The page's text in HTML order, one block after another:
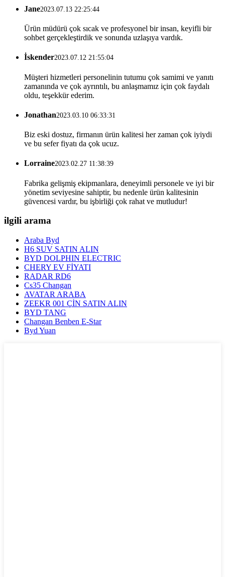
Jane2023.07.13 22:25:44
Ürün müdürü çok sıcak ve profesyonel bir insan, keyifli bir
sohbet gerçekleştirdik ve sonunda uzlaşıya vardık.
İskender2023.07.12 21:55:04
Müşteri hizmetleri personelinin tutumu çok samimi ve yanıtı
zamanında ve çok ayrıntılı, bu anlaşmamız için çok faydalı
oldu, teşekkür ederim.
Jonathan2023.03.10 06:33:31
Biz eski dostuz, firmanın ürün kalitesi her zaman çok iyiydi
ve bu sefer fiyatı da çok ucuz.
Lorraine2023.02.27 11:38:39
Fabrika gelişmiş ekipmanlara, deneyimli personele ve iyi bir
yönetim seviyesine sahiptir, bu nedenle ürün kalitesinin
güvencesi vardır, bu işbirliği çok rahat ve mutludur!
ilgili arama
Araba Byd
H6 SUV SATIN ALIN
BYD DOLPHIN ELECTRIC
CHERY EV FİYATI
RADAR RD6
Cs35 Changan
AVATAR ARABA
ZEEKR 001 ÇİN SATIN ALIN
BYD TANG
Changan Benben E-Star
Byd Yuan